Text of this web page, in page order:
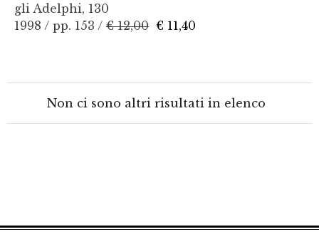
gli Adelphi, 130
1998 / pp. 153 / € 12,00 € 11,40
Non ci sono altri risultati in elenco